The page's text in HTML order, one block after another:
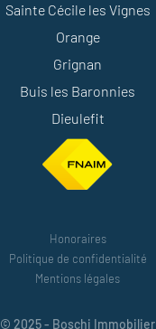
Sainte Cécile les Vignes
Orange
Grignan
Buis les Baronnies
Dieulefit
Honoraires
Politique de confidentialité
Mentions légales
© 2025 - Boschi Immobilier